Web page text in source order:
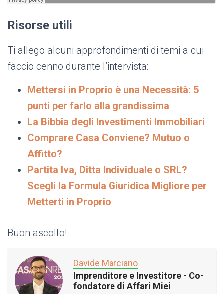
Risorse utili
Ti allego alcuni approfondimenti di temi a cui
faccio cenno durante l’intervista:
Mettersi in Proprio è una Necessità: 5
punti per farlo alla grandissima
La Bibbia degli Investimenti Immobiliari
Comprare Casa Conviene? Mutuo o
Affitto?
Partita Iva, Ditta Individuale o SRL?
Scegli la Formula Giuridica Migliore per
Metterti in Proprio
Buon ascolto!
Davide Marciano
Imprenditore e Investitore - Co-
fondatore di Affari Miei